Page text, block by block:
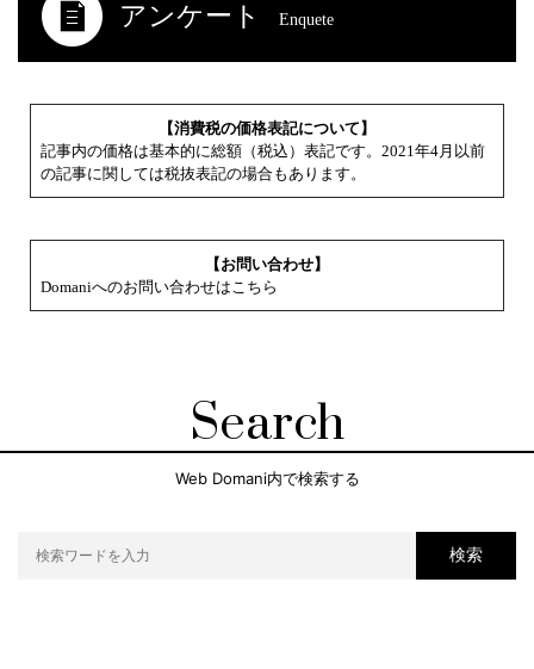
アンケート Enquete
【消費税の価格表記について】
記事内の価格は基本的に総額（税込）表記です。2021年4月以前
の記事に関しては税抜表記の場合もあります。
【お問い合わせ】
Domaniへのお問い合わせはこちら
Search
Web Domani内で検索する
検索